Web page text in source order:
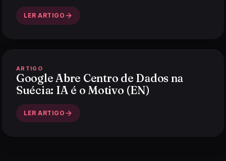
LER ARTIGO
ARTIGO
Google Abre Centro de Dados na
Suécia: IA é o Motivo (EN)
LER ARTIGO